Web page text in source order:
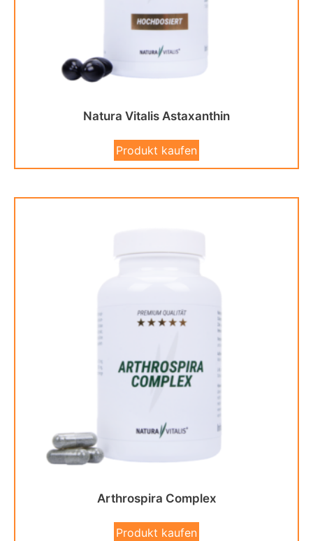
Natura Vitalis Astaxanthin
Produkt kaufen
Arthrospira Complex
Produkt kaufen